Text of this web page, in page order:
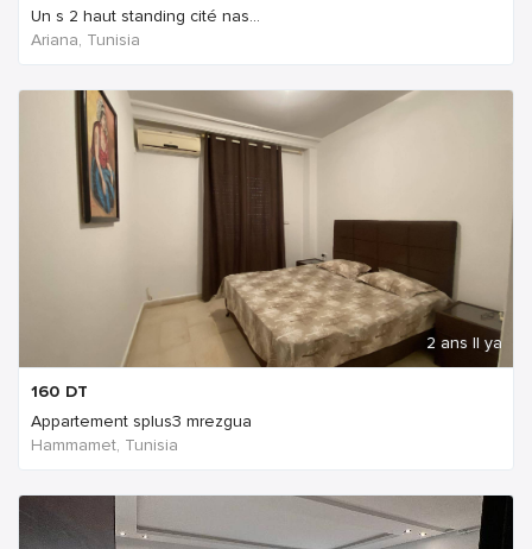
Un s 2 haut standing cité nas...
Ariana, Tunisia
2 ans Il ya
160 DT
Appartement splus3 mrezgua
Hammamet, Tunisia